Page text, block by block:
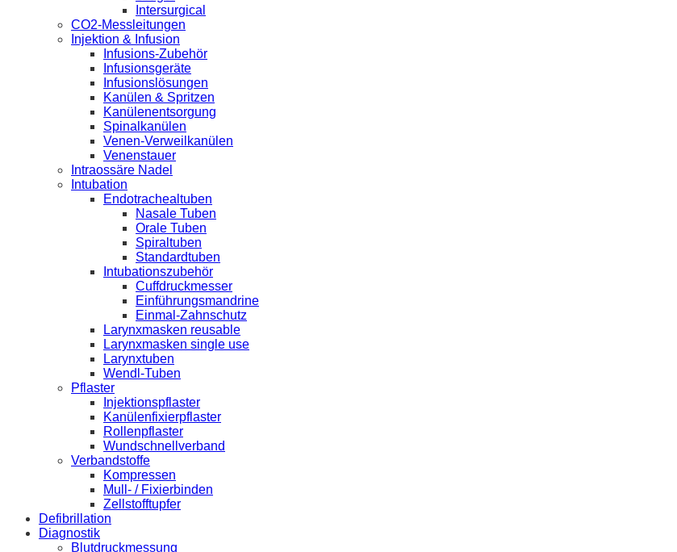
Intersurgical
CO2-Messleitungen
Injektion & Infusion
Infusions-Zubehör
Infusionsgeräte
Infusionslösungen
Kanülen & Spritzen
Kanülenentsorgung
Spinalkanülen
Venen-Verweilkanülen
Venenstauer
Intraossäre Nadel
Intubation
Endotrachealtuben
Nasale Tuben
Orale Tuben
Spiraltuben
Standardtuben
Intubationszubehör
Cuffdruckmesser
Einführungsmandrine
Einmal-Zahnschutz
Larynxmasken reusable
Larynxmasken single use
Larynxtuben
Wendl-Tuben
Pflaster
Injektionspflaster
Kanülenfixierpflaster
Rollenpflaster
Wundschnellverband
Verbandstoffe
Kompressen
Mull- / Fixierbinden
Zellstofftupfer
Defibrillation
Diagnostik
Blutdruckmessung